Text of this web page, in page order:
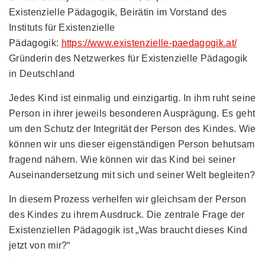
Existenzielle Pädagogik, Beirätin im Vorstand des
Instituts für Existenzielle
Pädagogik: https://www.existenzielle-paedagogik.at/
Gründerin des Netzwerkes für Existenzielle Pädagogik
in Deutschland
Jedes Kind ist einmalig und einzigartig. In ihm ruht seine
Person in ihrer jeweils besonderen Ausprägung. Es geht
um den Schutz der Integrität der Person des Kindes. Wie
können wir uns dieser eigenständigen Person behutsam
fragend nähern. Wie können wir das Kind bei seiner
Auseinandersetzung mit sich und seiner Welt begleiten?
In diesem Prozess verhelfen wir gleichsam der Person
des Kindes zu ihrem Ausdruck. Die zentrale Frage der
Existenziellen Pädagogik ist „Was braucht dieses Kind
jetzt von mir?“